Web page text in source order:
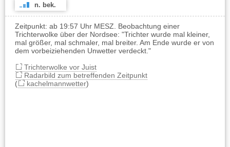
n. bek.
Zeitpunkt: ab 19:57 Uhr MESZ. Beobachtung einer
Trichterwolke über der Nordsee: "Trichter wurde mal kleiner,
mal größer, mal schmaler, mal breiter. Am Ende wurde er von
dem vorbeiziehenden Unwetter verdeckt."
Trichterwolke vor Juist
Radarbild zum betreffenden Zeitpunkt
(
kachelmannwetter)